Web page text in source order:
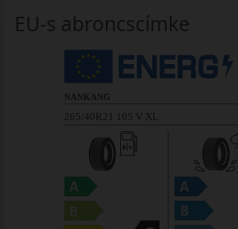
EU-s abroncscímke